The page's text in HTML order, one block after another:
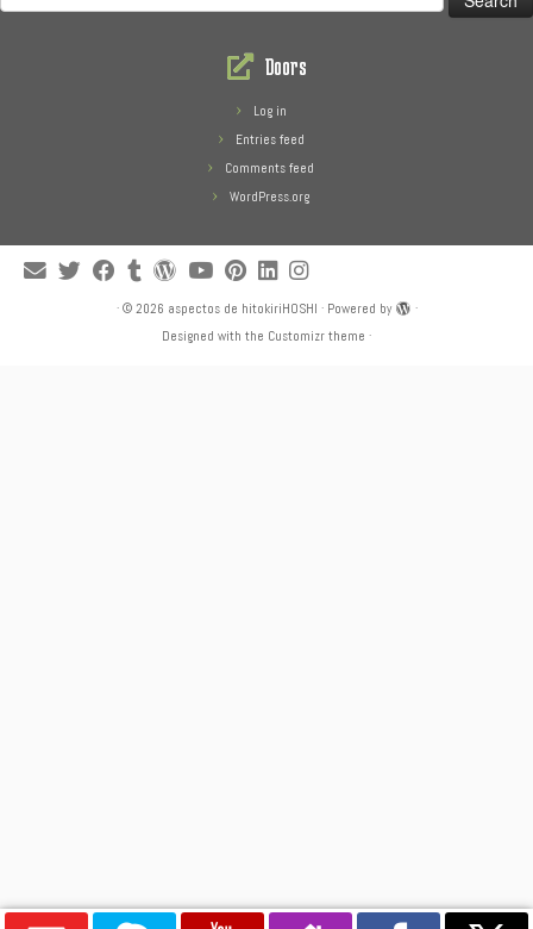
for:
Doors
Log in
Entries feed
Comments feed
WordPress.org
· © 2026 aspectos de hitokiriHOSHI · Powered by
·
Designed with the Customizr theme ·